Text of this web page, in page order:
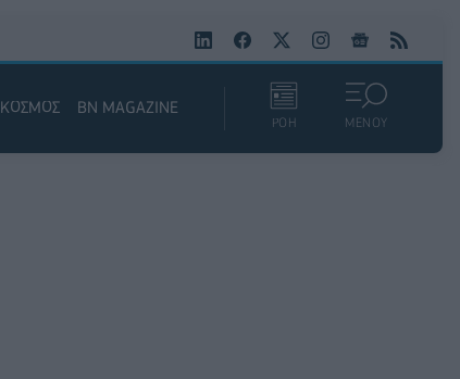
ΚΟΣΜΟΣ BN MAGAZINE
ΡΟΗ ΜΕΝΟΥ